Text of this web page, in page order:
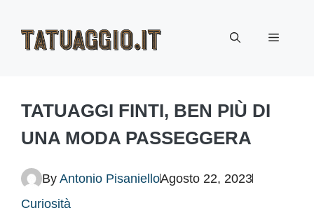
Menu
TATUAGGI FINTI, BEN PIÙ DI
UNA MODA PASSEGGERA
By Antonio PisanielloAgosto 22, 2023
Curiosità